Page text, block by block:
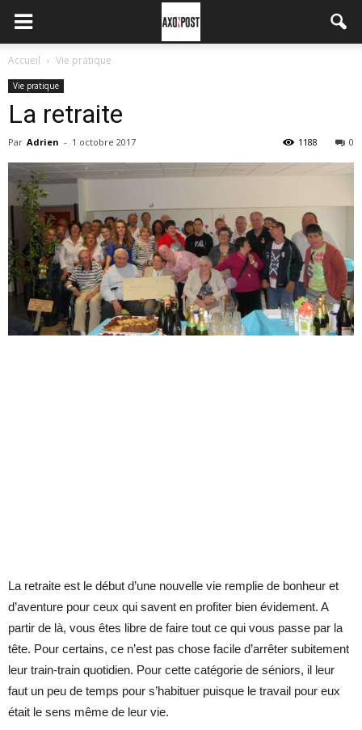
Accueil Vie pratique
Vie pratique
La retraite
Par Adrien - 1 octobre 2017 0
1188
La retraite est le début d’une nouvelle vie remplie de bonheur et
d’aventure pour ceux qui savent en profiter bien évidement. A
partir de là, vous êtes libre de faire tout ce qui vous passe par la
tête. Pour certains, ce n’est pas chose facile d’arrêter subitement
leur train-train quotidien. Pour cette catégorie de séniors, il leur
faut un peu de temps pour s’habituer puisque le travail pour eux
était le sens même de leur vie.